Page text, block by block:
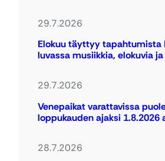
29.7.2026
Elokuu täyttyy tapahtumista
luvassa musiikkia, elokuvia
29.7.2026
Venepaikat varattavissa
loppukauden ajaksi 1.8.2026
28.7.2026